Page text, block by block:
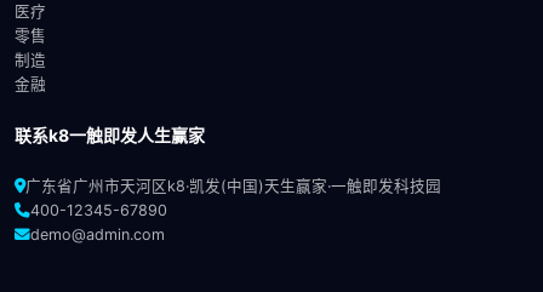
医疗
零售
制造
金融
联系k8一触即发人生赢家
广东省广州市天河区k8·凯发(中国)天生赢家·一触即发科技园
400-12345-67890
demo@admin.com